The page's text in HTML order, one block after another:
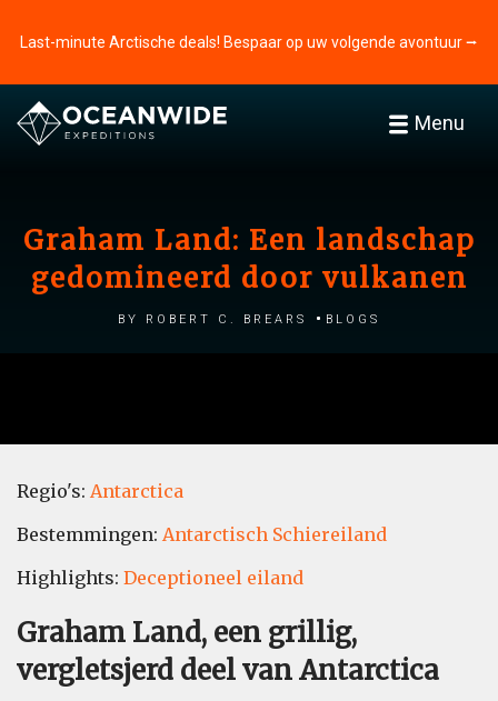
Last-minute Arctische deals! Bespaar op uw volgende avontuur ⭢
Menu
Graham Land: Een landschap
gedomineerd door vulkanen
by Robert C. Brears Blogs
Regio's: Antarctica
Bestemmingen: Antarctisch Schiereiland
Highlights: Deceptioneel eiland
Graham Land, een grillig,
vergletsjerd deel van Antarctica